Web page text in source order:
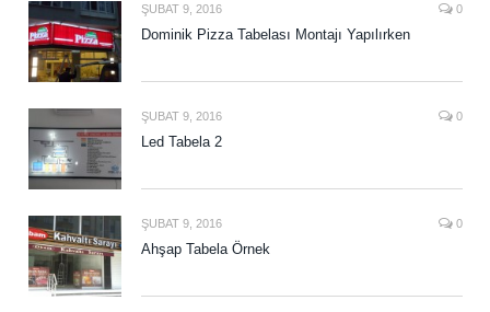
ŞUBAT 9, 2016 0
Dominik Pizza Tabelası Montajı Yapılırken
ŞUBAT 9, 2016 0
Led Tabela 2
ŞUBAT 9, 2016 0
Ahşap Tabela Örnek